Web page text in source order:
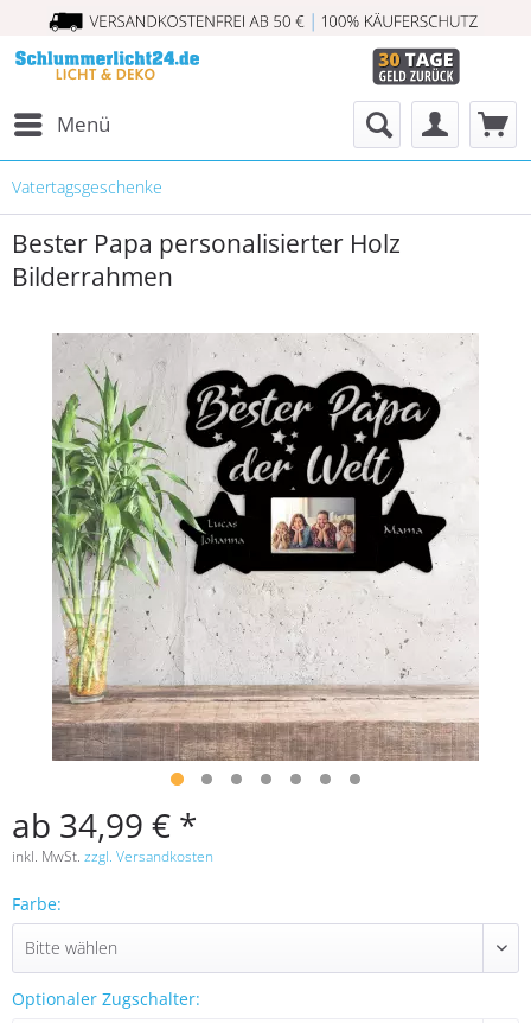
Menü
Vatertagsgeschenke
Bester Papa personalisierter Holz
Bilderrahmen
ab 34,99 € *
inkl. MwSt. zzgl. Versandkosten
Farbe:
Optionaler Zugschalter: